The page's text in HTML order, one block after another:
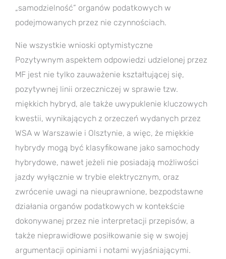
„samodzielność” organów podatkowych w
podejmowanych przez nie czynnościach.
Nie wszystkie wnioski optymistyczne
Pozytywnym aspektem odpowiedzi udzielonej przez
MF jest nie tylko zauważenie kształtującej się,
pozytywnej linii orzeczniczej w sprawie tzw.
miękkich hybryd, ale także uwypuklenie kluczowych
kwestii, wynikających z orzeczeń wydanych przez
WSA w Warszawie i Olsztynie, a więc, że miękkie
hybrydy mogą być klasyfikowane jako samochody
hybrydowe, nawet jeżeli nie posiadają możliwości
jazdy wyłącznie w trybie elektrycznym, oraz
zwrócenie uwagi na nieuprawnione, bezpodstawne
działania organów podatkowych w kontekście
dokonywanej przez nie interpretacji przepisów, a
także nieprawidłowe posiłkowanie się w swojej
argumentacji opiniami i notami wyjaśniającymi.